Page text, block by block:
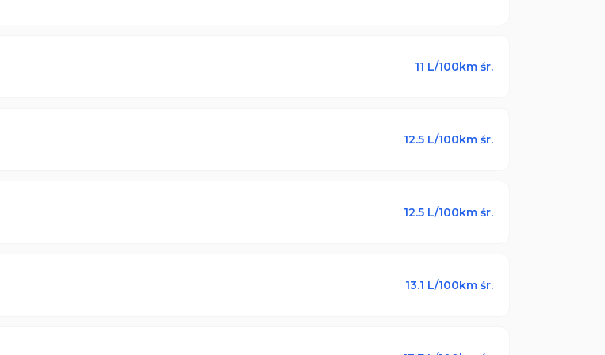
11 L/100km śr.
12.5 L/100km śr.
12.5 L/100km śr.
13.1 L/100km śr.